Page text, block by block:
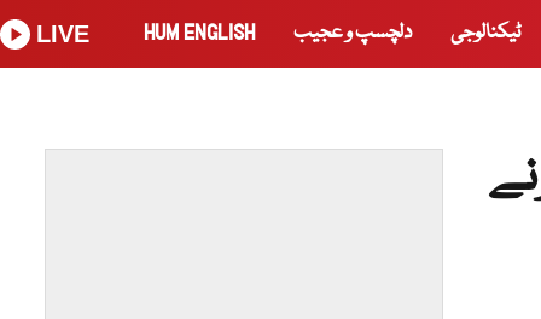
ٹیکنالوجی دلچسپ و عجیب HUM ENGLISH
LIVE